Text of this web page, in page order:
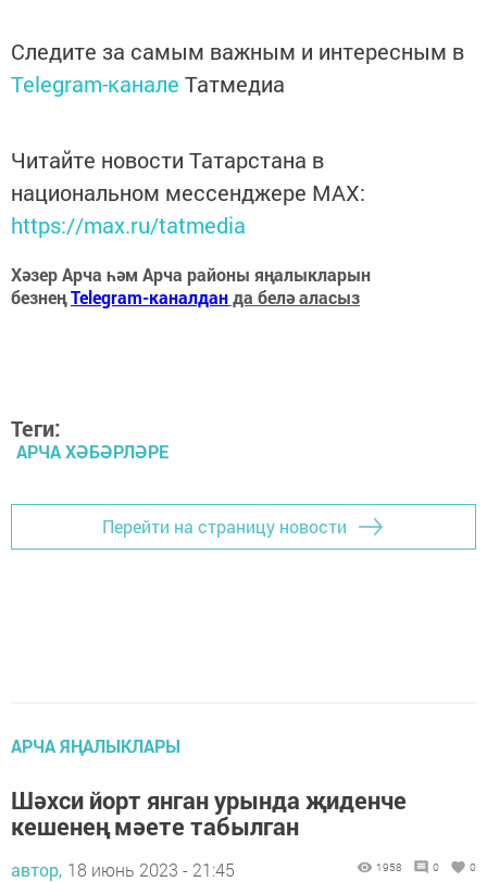
Следите за самым важным и интересным в
Telegram-канале Татмедиа
Читайте новости Татарстана в
национальном мессенджере MАХ:
https://max.ru/tatmedia
Хәзер Арча һәм Арча районы яңалыкларын
безнеңTelegram-каналданда белә аласыз
Теги:
АРЧА ХӘБӘРЛӘРЕ
Перейти на страницу новости
АРЧА ЯҢАЛЫКЛАРЫ
Шәхси йорт янган урында җиденче
кешенең мәете табылган
автор, 18 июнь 2023 - 21:45 1958 0 0